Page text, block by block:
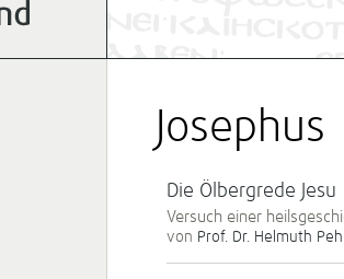
Josephus
Die Ölbergrede Jesu
Versuch einer
von Prof. Dr. Helmuth